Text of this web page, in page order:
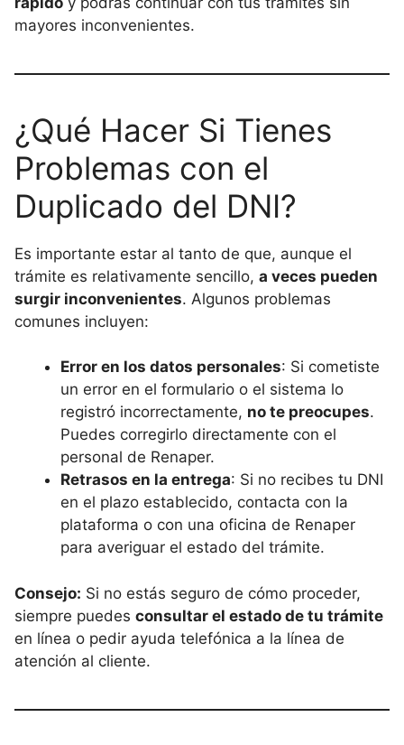
mayores inconvenientes.
¿Qué Hacer Si Tienes
Problemas con el
Duplicado del DNI?
Es importante estar al tanto de que, aunque el
trámite es relativamente sencillo, a veces pueden
surgir inconvenientes. Algunos problemas
comunes incluyen:
Error en los datos personales: Si cometiste
un error en el formulario o el sistema lo
registró incorrectamente, no te preocupes.
Puedes corregirlo directamente con el
personal de Renaper.
Retrasos en la entrega: Si no recibes tu DNI
en el plazo establecido, contacta con la
plataforma o con una oficina de Renaper
para averiguar el estado del trámite.
Consejo: Si no estás seguro de cómo proceder,
siempre puedes consultar el estado de tu trámite
en línea o pedir ayuda telefónica a la línea de
atención al cliente.